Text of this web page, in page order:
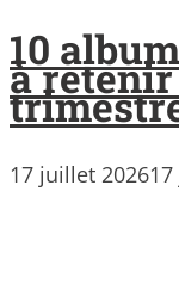
10
à
17 juillet 2026